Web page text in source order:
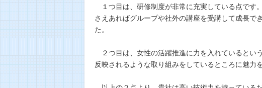
１つ目は、研修制度が非常に充実している点です
さえあればグループや社外の講座を受講して成長で
た。
２つ目は、女性の活躍推進に力を入れているとい
反映されるような取り組みをしているところに魅力